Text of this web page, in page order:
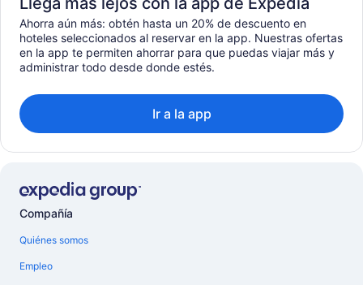
Ahorra aún más: obtén hasta un 20% de descuento en
hoteles seleccionados al reservar en la app. Nuestras ofertas
en la app te permiten ahorrar para que puedas viajar más y
administrar todo desde donde estés.
Ir a la app
Compañía
Quiénes somos
Empleo